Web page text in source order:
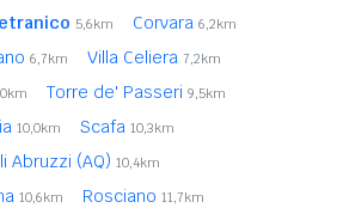
5,6km Corvara 6,2km
6,7km Villa Celiera 7,2km
Torre de' Passeri 9,5km
10,0km Scafa 10,3km
Abruzzi (AQ) 10,4km
10,6km Rosciano 11,7km